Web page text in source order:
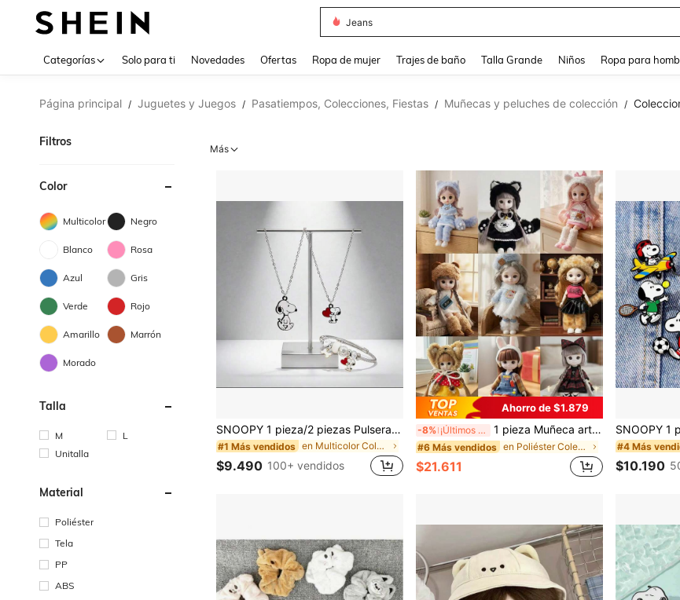
Jeans
Categorías Solo para ti Novedades Ofertas Ropa de mujer Trajes de baño Talla Grande Niños Ropa para
Página principal / Juguetes y Juegos / Pasatiempos, Colecciones, Fiestas / Muñecas y peluches de colección /
Filtros
Color
Multicolor Negro
Blanco Rosa
Azul Gris
Verde Rojo
Amarillo Marrón
Morado
Talla
M
L
Unitalla
Material
Poliéster
Tela
PP
ABS
Más
SNOOPY 1 pieza/2 piezas Pulsera de cuentas con colgante de de dibujos animados para mujeres, diseño de nicho, cadena de clavícula en blanco y negro, regalo pequeño perfecto para fans, familia y amigos, esencial diario [Estilo aleatorio]
#1 Más vendidos en Multicolor Colecciones de peluches y animales d
$9.490 100+ vendidos
Ahorro de $1.879
-8% ¡Últimos 2 días 1 pieza Muñeca articulada de 16 cm linda para vestir, incluye atuendo de moda, ropa desmontable e intercambiable, zapatos y accesorios, ropa de muñeca de peluche, regalo creativo de cumpleaños y festividades, decoración de habitación de niñas, muñeca de arte coleccionable para alivio del estrés, juguete DIY para vestir
#6 Más vendidos en Poliéster Colecciones de peluches y animales de
$21.611
#4 Más
$10.190